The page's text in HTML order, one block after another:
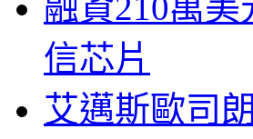
信芯片
艾邁斯歐司